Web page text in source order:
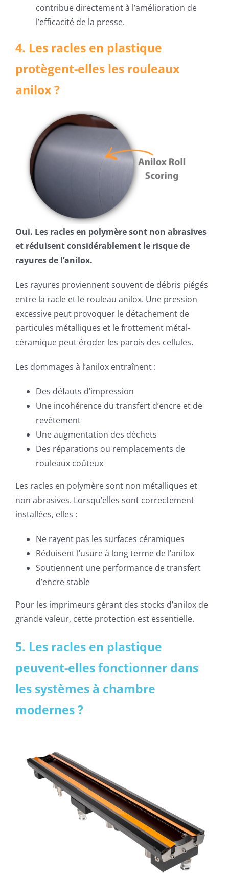
contribue directement à l’amélioration de
l’efficacité de la presse.
4. Les racles en plastique
protègent-elles les rouleaux
anilox ?
Oui. Les racles en polymère sont non abrasives
et réduisent considérablement le risque de
rayures de l’anilox.
Les rayures proviennent souvent de débris piégés
entre la racle et le rouleau anilox. Une pression
excessive peut provoquer le détachement de
particules métalliques et le frottement métal-
céramique peut éroder les parois des cellules.
Les dommages à l’anilox entraînent :
Des défauts d’impression
Une incohérence du transfert d’encre et de
revêtement
Une augmentation des déchets
Des réparations ou remplacements de
rouleaux coûteux
Les racles en polymère sont non métalliques et
non abrasives. Lorsqu’elles sont correctement
installées, elles :
Ne rayent pas les surfaces céramiques
Réduisent l’usure à long terme de l’anilox
Soutiennent une performance de transfert
d’encre stable
Pour les imprimeurs gérant des stocks d’anilox de
grande valeur, cette protection est essentielle.
5. Les racles en plastique
peuvent-elles fonctionner dans
les systèmes à chambre
modernes ?